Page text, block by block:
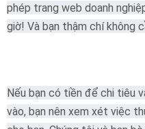
phép trang web doanh
giờ! Và bạn thậm chí không
Nếu bạn có tiền để chi tiêu
vào, bạn nên xem xét việc